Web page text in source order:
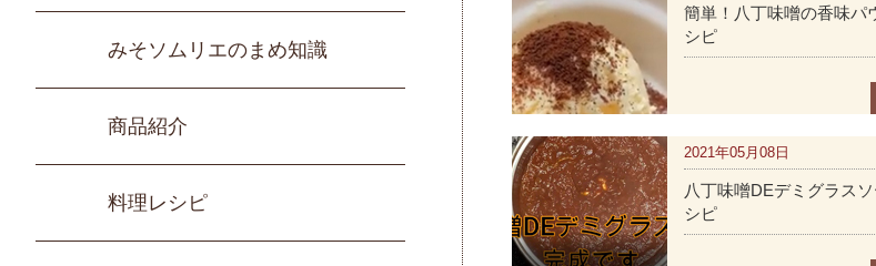
みそソムリエのまめ知識
商品紹介
料理レシピ
簡単！八丁味噌の香味パ
シピ
2021年05月08日
八丁味噌DEデミグラス
シピ